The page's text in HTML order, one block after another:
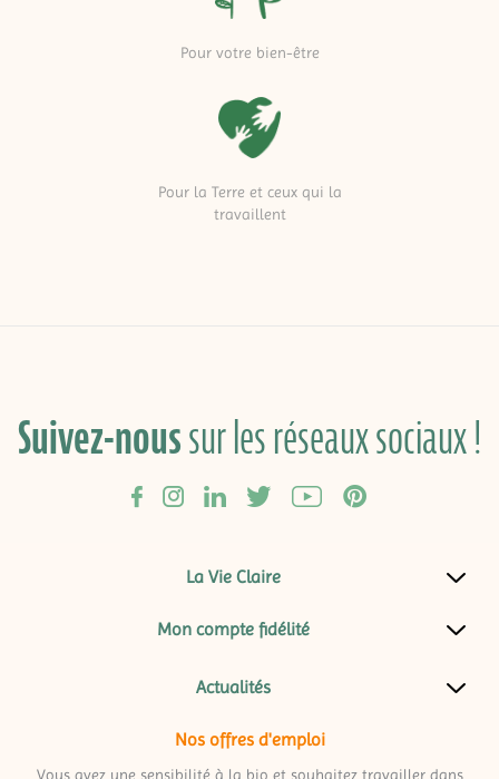
Pour votre bien-être
Pour la Terre et ceux qui la
travaillent
Suivez-noussur les réseaux sociaux !
La Vie Claire
Mon compte fidélité
Actualités
Nos offres d'emploi
Vous avez une sensibilité à la bio et souhaitez travailler dans